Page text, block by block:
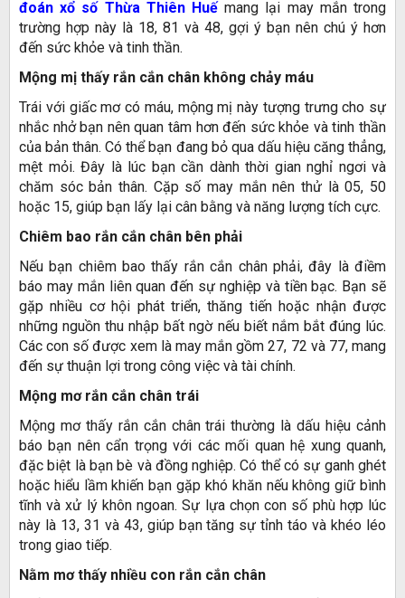
đoán xổ số Thừa Thiên Huế mang lại may mắn trong
trường hợp này là 18, 81 và 48, gợi ý bạn nên chú ý hơn
đến sức khỏe và tinh thần.
Mộng mị thấy rắn cắn chân không chảy máu
Trái với giấc mơ có máu, mộng mị này tượng trưng cho sự
nhắc nhở bạn nên quan tâm hơn đến sức khỏe và tinh thần
của bản thân. Có thể bạn đang bỏ qua dấu hiệu căng thẳng,
mệt mỏi. Đây là lúc bạn cần dành thời gian nghỉ ngơi và
chăm sóc bản thân. Cặp số may mắn nên thử là 05, 50
hoặc 15, giúp bạn lấy lại cân bằng và năng lượng tích cực.
Chiêm bao rắn cắn chân bên phải
Nếu bạn chiêm bao thấy rắn cắn chân phải, đây là điềm
báo may mắn liên quan đến sự nghiệp và tiền bạc. Bạn sẽ
gặp nhiều cơ hội phát triển, thăng tiến hoặc nhận được
những nguồn thu nhập bất ngờ nếu biết nắm bắt đúng lúc.
Các con số được xem là may mắn gồm 27, 72 và 77, mang
đến sự thuận lợi trong công việc và tài chính.
Mộng mơ rắn cắn chân trái
Mộng mơ thấy rắn cắn chân trái thường là dấu hiệu cảnh
báo bạn nên cẩn trọng với các mối quan hệ xung quanh,
đặc biệt là bạn bè và đồng nghiệp. Có thể có sự ganh ghét
hoặc hiểu lầm khiến bạn gặp khó khăn nếu không giữ bình
tĩnh và xử lý khôn ngoan. Sự lựa chọn con số phù hợp lúc
này là 13, 31 và 43, giúp bạn tăng sự tỉnh táo và khéo léo
trong giao tiếp.
Nằm mơ thấy nhiều con rắn cắn chân